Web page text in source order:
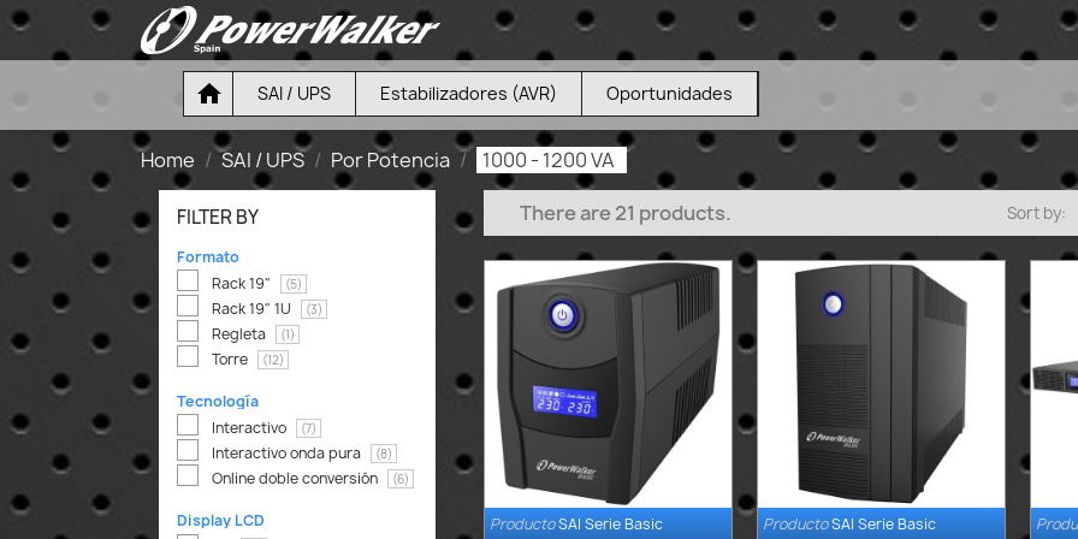
 SAI / UPS Estabilizadores (AVR) Oportunidades
Home SAI / UPS Por Potencia 1000 - 1200 VA
FILTER BY
Formato
Rack 19"
(5)
Rack 19" 1U (3)
Regleta (1)
Torre (12)
Tecnología
Interactivo
(7)
Interactivo onda pura (8)
Online doble conversión (6)
Display LCD
There are 21 products. Sort by:
Quick view
ProductoSAI Serie Basic
Quick view
ProductoSAI Serie Basic